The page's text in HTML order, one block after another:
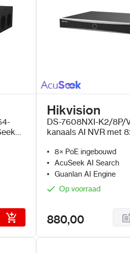
Hikvision
DS-7608NXI-K2/8P/
kanaals AI NVR met
8× PoE ingebouwd
AcuSeek AI Search
Guanlan AI Engine
Op voorraad
880,00